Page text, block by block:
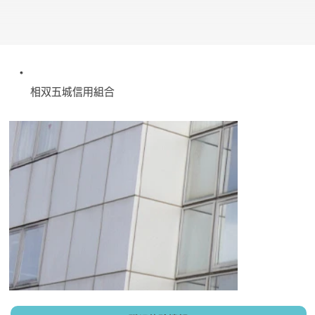
相双五城信用組合